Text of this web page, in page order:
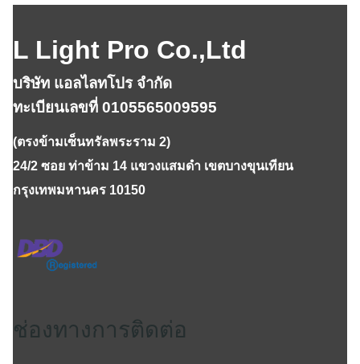
L Light Pro Co.,Ltd
บริษัท แอลไลทโปร จำกัด
ทะเบียนเลขที่ 0105565009595
(ตรงข้ามเซ็นทรัลพระราม 2)
24/2 ซอย ท่าข้าม 14 แขวงแสมดำ เขตบางขุนเทียน
กรุงเทพมหานคร 10150
ช่องทางการติดต่อ